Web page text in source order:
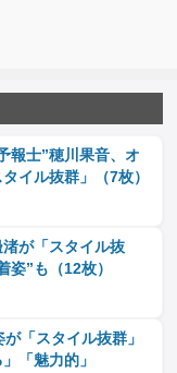
報士”穂川果音、オ
イル抜群」（7枚）
渚が「スタイル抜
姿”も（12枚）
「スタイル抜群」
「魅力的」